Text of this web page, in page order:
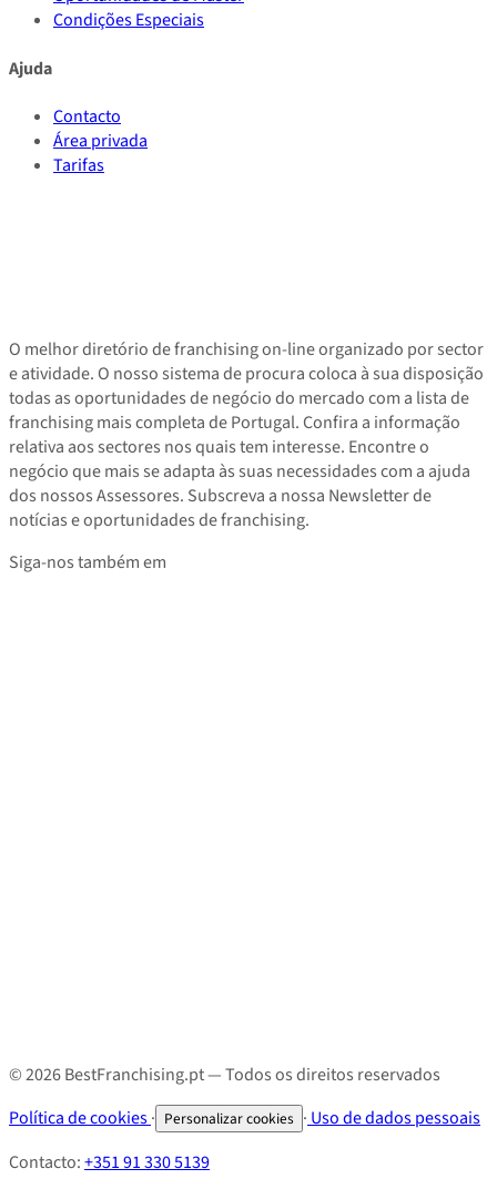
Condições Especiais
Ajuda
Contacto
Área privada
Tarifas
O melhor diretório de franchising on-line organizado por sector
e atividade. O nosso sistema de procura coloca à sua disposição
todas as oportunidades de negócio do mercado com a lista de
franchising mais completa de Portugal. Confira a informação
relativa aos sectores nos quais tem interesse. Encontre o
negócio que mais se adapta às suas necessidades com a ajuda
dos nossos Assessores. Subscreva a nossa Newsletter de
notícias e oportunidades de franchising.
Siga-nos também em
© 2026 BestFranchising.pt — Todos os direitos reservados
Política de cookies· Personalizar cookies · Uso de dados pessoais
Contacto:+351 91 330 5139